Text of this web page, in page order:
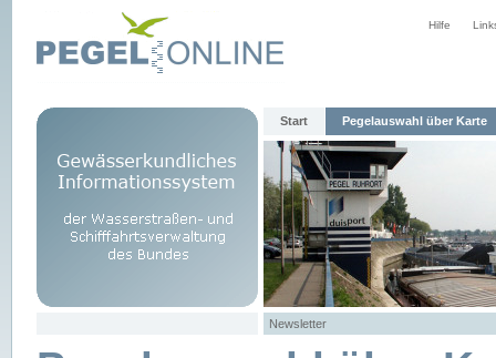
Hilfe
Start Pegelauswahl über Karte
Newsletter